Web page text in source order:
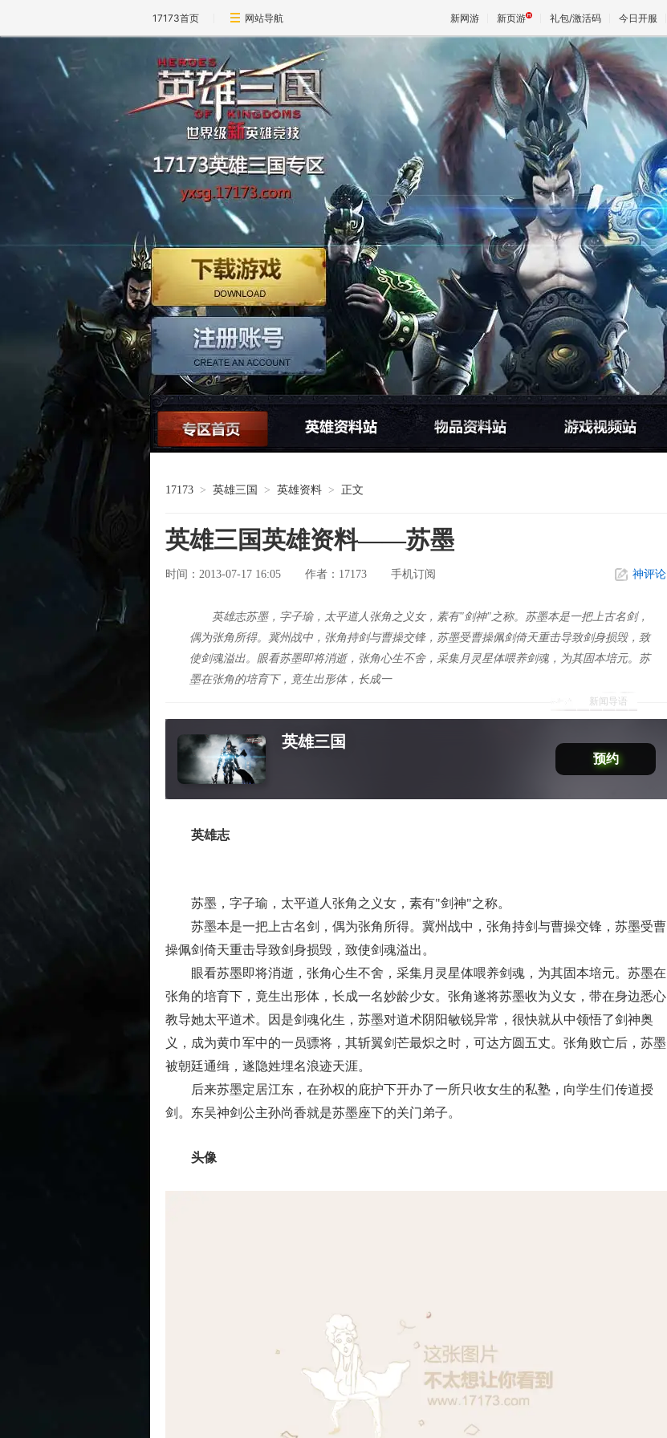
17173首页 网站导航 新网游 新页游 礼包/激活码 今日开服
论坛交流
17173 > 英雄三国 > 英雄资料 > 正文
英雄三国英雄资料——苏墨
时间：2013-07-17 16:05 作者： 17173 手机订阅 神评论
新闻导语
英雄志苏墨，字子瑜，太平道人张角之义女，素有"剑神"之称。苏墨本是一把上古名剑，
偶为张角所得。冀州战中，张角持剑与曹操交锋，苏墨受曹操佩剑倚天重击导致剑身损毁，致
使剑魂溢出。眼看苏墨即将消逝，张角心生不舍，采集月灵星体喂养剑魂，为其固本培元。苏
墨在张角的培育下，竟生出形体，长成一
英雄三国
预约
英雄志
苏墨，字子瑜，太平道人张角之义女，素有"剑神"之称。
苏墨本是一把上古名剑，偶为张角所得。冀州战中，张角持剑与曹操交锋，苏墨受曹
操佩剑倚天重击导致剑身损毁，致使剑魂溢出。
眼看苏墨即将消逝，张角心生不舍，采集月灵星体喂养剑魂，为其固本培元。苏墨在
张角的培育下，竟生出形体，长成一名妙龄少女。张角遂将苏墨收为义女，带在身边悉心
教导她太平道术。因是剑魂化生，苏墨对道术阴阳敏锐异常，很快就从中领悟了剑神奥
义，成为黄巾军中的一员骠将，其斩翼剑芒最炽之时，可达方圆五丈。张角败亡后，苏墨
被朝廷通缉，遂隐姓埋名浪迹天涯。
后来苏墨定居江东，在孙权的庇护下开办了一所只收女生的私塾，向学生们传道授
剑。东吴神剑公主孙尚香就是苏墨座下的关门弟子。
头像